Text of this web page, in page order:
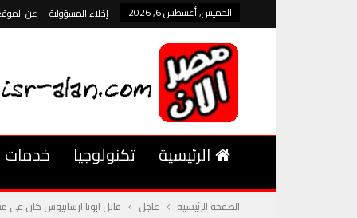
الخميس, أغسطس 6, 2026 إخلاء المسؤولية عن
الرئيسية تكنولوجيا خدمات
الصفحة الرئيسية عاجل قاتل ابونا ارسانيوس كان